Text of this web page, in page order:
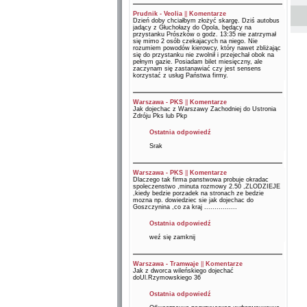
Prudnik - Veolia||
Komentarze
Dzień doby chciałbym złożyć skargę. Dziś autobus
jadący z Głuchołazy do Opola, będący na
przystanku Prószków o godz. 13:35 nie zatrzymał
się mimo 2 osób czekajacych na niego. Nie
rozumiem powodów kierowcy, który nawet zbliżając
się do przystanku nie zwolnił i przejechał obok na
pełnym gazie. Posiadam bilet miesięczny, ale
zaczynam się zastanawiać czy jest sensens
korzystać z usług Państwa firmy.
Warszawa - PKS||
Komentarze
Jak dojechac z Warszawy Zachodniej do Ustronia
Zdróju Pks lub Pkp
Ostatnia odpowiedź
Srak
Warszawa - PKS||
Komentarze
Dlaczego tak firma panstwowa probuje okradac
spoleczenstwo ,minuta rozmowy 2.50 ,ZLODZIEJE
,kiedy bedzie porzadek na stronach ze bedzie
mozna np. dowiedziec sie jak dojechac do
Goszczynina ,co za kraj ................
Ostatnia odpowiedź
weź się zamknij
Warszawa - Tramwaje||
Komentarze
Jak z dworca wileńskiego dojechać
doUl.Rzymowskiego 36
Ostatnia odpowiedź